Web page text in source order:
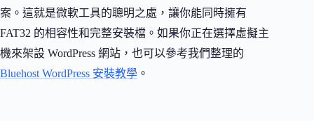
案。這就是微軟工具的聰明之處，讓你能同時擁有
FAT32 的相容性和完整安裝檔。如果你正在選擇虛擬主
機來架設 WordPress 網站，也可以參考我們整理的
Bluehost WordPress 安裝教學 。